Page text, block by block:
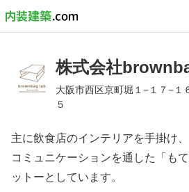
株式会社
大阪市西区京町堀１−１７−１
５
主に飲食店のインテリアを手掛け
コミュニケーションを通した「も
ットーとしています。